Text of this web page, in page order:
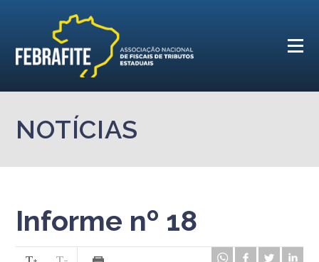
NOTÍCIAS
Informe nº 18